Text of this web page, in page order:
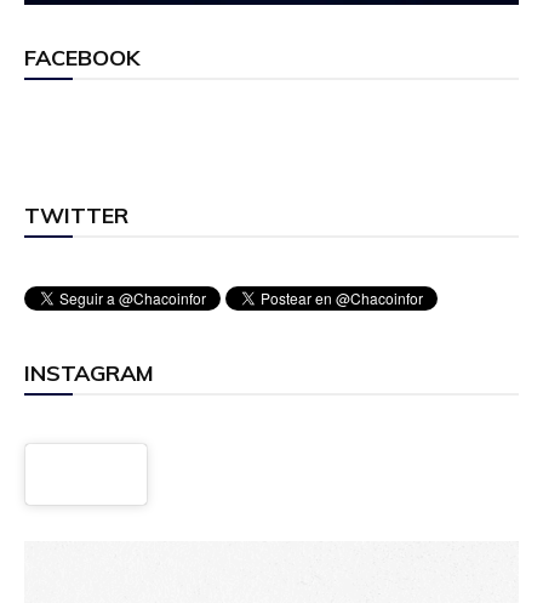
FACEBOOK
TWITTER
INSTAGRAM